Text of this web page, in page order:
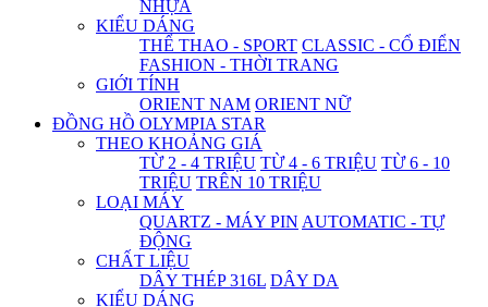
NHỰA
KIỂU DÁNG
THỂ THAO - SPORT CLASSIC - CỔ ĐIỂN
FASHION - THỜI TRANG
GIỚI TÍNH
ORIENT NAM ORIENT NỮ
ĐỒNG HỒ OLYMPIA STAR
THEO KHOẢNG GIÁ
TỪ 2 - 4 TRIỆU TỪ 4 - 6 TRIỆU TỪ 6 - 10
TRIỆU TRÊN 10 TRIỆU
LOẠI MÁY
QUARTZ - MÁY PIN AUTOMATIC - TỰ
ĐỘNG
CHẤT LIỆU
DÂY THÉP 316L DÂY DA
KIỂU DÁNG